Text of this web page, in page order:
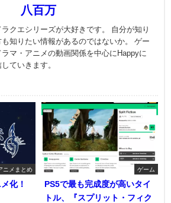
八百万
クエシリーズが大好きです。 自分が知り
知りたい情報があるのではないか。 ゲー
マ・アニメの動画関係を中心にHappyに
ていきます。
ニメまとめ
化！
ゲーム
PS5で最も完成度が高いタイ
トル、『スプリット・フィク